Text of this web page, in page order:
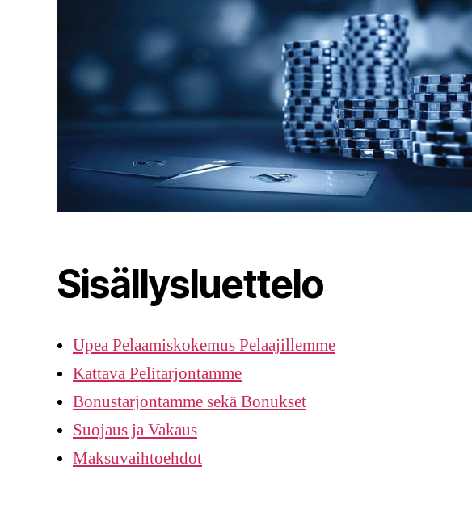
Sisällysluettelo
Upea Pelaamiskokemus Pelaajillemme
Kattava Pelitarjontamme
Bonustarjontamme sekä Bonukset
Suojaus ja Vakaus
Maksuvaihtoehdot